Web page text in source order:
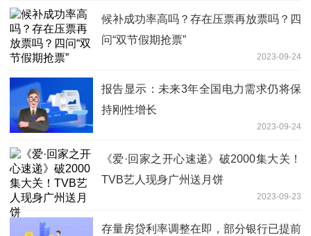
候补成功率高吗？存在压票再放票吗？四
问“双节假期抢票”
2023-09-24
报告显示：未来3年全国电力需求仍将保
持刚性增长
2023-09-24
《爱·回家之开心速递》破2000集大关！
TVB艺人现身广州送月饼
2023-09-23
存量房贷利率调整在即，部分银行已提前